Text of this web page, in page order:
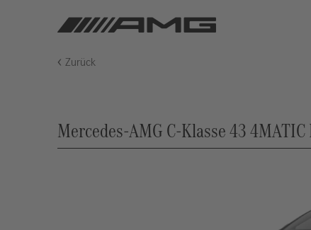
Zurück
Mercedes-AMG C-Klasse 43